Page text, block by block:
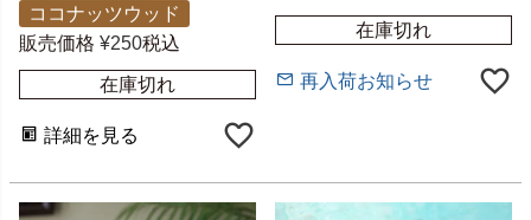
ココナッツウッド
販売価格 ¥250税込
在庫切れ
詳細を見る
在庫切れ
再入荷お知らせ